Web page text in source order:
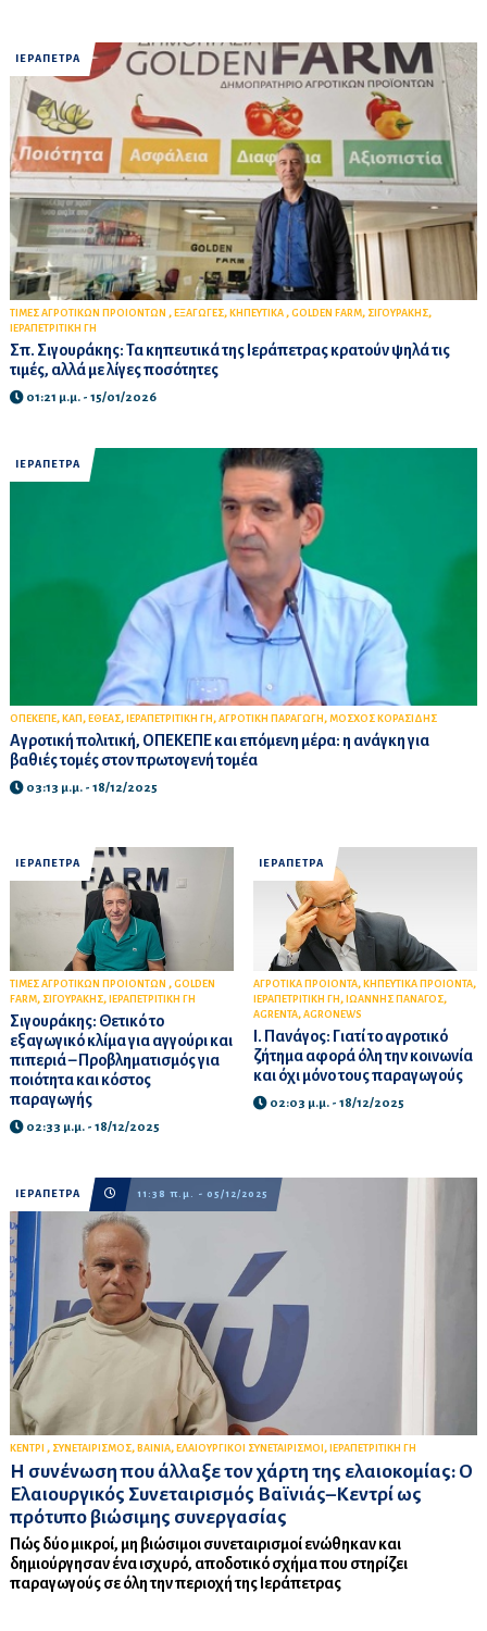
ΙΕΡΑΠΕΤΡΑ
ΤΙΜΕΣ ΑΓΡΟΤΙΚΩΝ ΠΡΟΙΟΝΤΩΝ , ΕΞΑΓΩΓΕΣ, ΚΗΠΕΥΤΙΚΑ , GOLDEN FARM, ΣΙΓΟΥΡΑΚΗΣ,
ΙΕΡΑΠΕΤΡΙΤΙΚΗ ΓΗ
Σπ. Σιγουράκης: Τα κηπευτικά της Ιεράπετρας κρατούν ψηλά τις
τιμές, αλλά με λίγες ποσότητες
01:21 μ.μ. - 15/01/2026
ΙΕΡΑΠΕΤΡΑ
ΟΠΕΚΕΠΕ, ΚΑΠ , ΕΘΕΑΣ, ΙΕΡΑΠΕΤΡΙΤΙΚΗ ΓΗ , ΑΓΡΟΤΙΚΗ ΠΑΡΑΓΩΓΗ , ΜΟΣΧΟΣ ΚΟΡΑΣΙΔΗΣ
Αγροτική πολιτική, ΟΠΕΚΕΠΕ και επόμενη μέρα: η ανάγκη για
βαθιές τομές στον πρωτογενή τομέα
03:13 μ.μ. - 18/12/2025
ΙΕΡΑΠΕΤΡΑ
ΤΙΜΕΣ ΑΓΡΟΤΙΚΩΝ ΠΡΟΙΟΝΤΩΝ , GOLDEN
FARM, ΣΙΓΟΥΡΑΚΗΣ, ΙΕΡΑΠΕΤΡΙΤΙΚΗ ΓΗ
Σιγουράκης: Θετικό το
εξαγωγικό κλίμα για αγγούρι και
πιπεριά – Προβληματισμός για
ποιότητα και κόστος
παραγωγής
02:33 μ.μ. - 18/12/2025
ΙΕΡΑΠΕΤΡΑ
ΑΓΡΟΤΙΚΑ ΠΡΟΙΟΝΤΑ, ΚΗΠΕΥΤΙΚΑ ΠΡΟΙΟΝΤΑ,
ΙΕΡΑΠΕΤΡΙΤΙΚΗ ΓΗ , ΙΩΑΝΝΗΣ ΠΑΝΑΓΟΣ,
AGRENTA, AGRONEWS
Ι. Πανάγος: Γιατί το αγροτικό
ζήτημα αφορά όλη την κοινωνία
και όχι μόνο τους παραγωγούς
02:03 μ.μ. - 18/12/2025
ΙΕΡΑΠΕΤΡΑ 11:38 π.μ. - 05/12/2025
ΚΕΝΤΡΙ , ΣΥΝΕΤΑΙΡΙΣΜΟΣ, ΒΑΙΝΙΑ, ΕΛΑΙΟΥΡΓΙΚΟΙ ΣΥΝΕΤΑΙΡΙΣΜΟΙ , ΙΕΡΑΠΕΤΡΙΤΙΚΗ ΓΗ
Η συνένωση που άλλαξε τον χάρτη της ελαιοκομίας: Ο
Ελαιουργικός Συνεταιρισμός Βαϊνιάς–Κεντρί ως
πρότυπο βιώσιμης συνεργασίας
Πώς δύο μικροί, μη βιώσιμοι συνεταιρισμοί ενώθηκαν και
δημιούργησαν ένα ισχυρό, αποδοτικό σχήμα που στηρίζει
παραγωγούς σε όλη την περιοχή της Ιεράπετρας